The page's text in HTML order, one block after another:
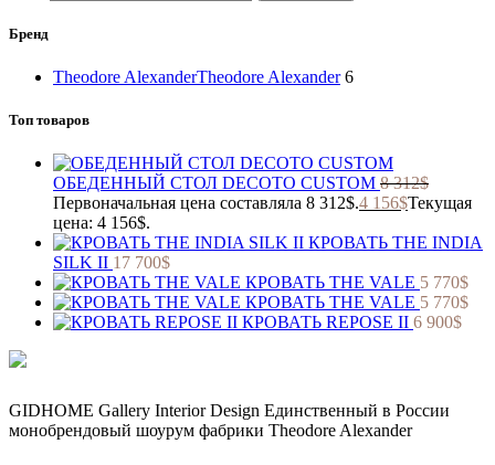
Бренд
Theodore AlexanderTheodore Alexander 6
Топ товаров
ОБЕДЕННЫЙ СТОЛ DECOTO CUSTOM 8 312$
Первоначальная цена составляла 8 312$.4 156$Текущая
цена: 4 156$.
КРОВАТЬ THE INDIA
SILK II 17 700$
КРОВАТЬ THE VALE 5 770$
КРОВАТЬ THE VALE 5 770$
КРОВАТЬ REPOSE II 6 900$
GIDHOME Gallery Interior Design Единственный в России
монобрендовый шоурум фабрики Theodore Alexander